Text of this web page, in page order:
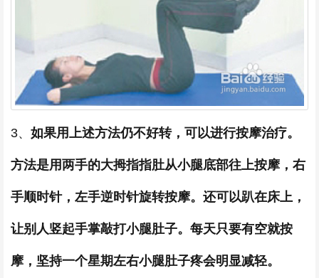
3、 如果用上述方法仍不好转，可以进行按摩治疗。
方法是用两手的大拇指指肚从小腿底部往上按摩，右
手顺时针，左手逆时针旋转按摩。还可以趴在床上，
让别人竖起手掌敲打小腿肚子。每天只要有空就按
摩，坚持一个星期左右小腿肚子疼会明显减轻。